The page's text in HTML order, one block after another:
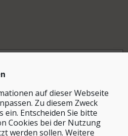
auf dieser Webseite
Zu diesem Zweck
ein. Entscheiden Sie bitte
Cookies bei der Nutzung
werden sollen. Weitere